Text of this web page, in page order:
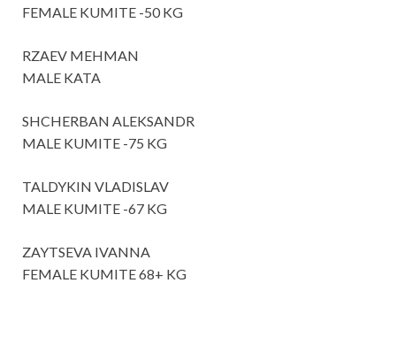
FEMALE KUMITE -50 KG
RZAEV MEHMAN
MALE KATA
SHCHERBAN ALEKSANDR
MALE KUMITE -75 KG
TALDYKIN VLADISLAV
MALE KUMITE -67 KG
ZAYTSEVA IVANNA
FEMALE KUMITE 68+ KG